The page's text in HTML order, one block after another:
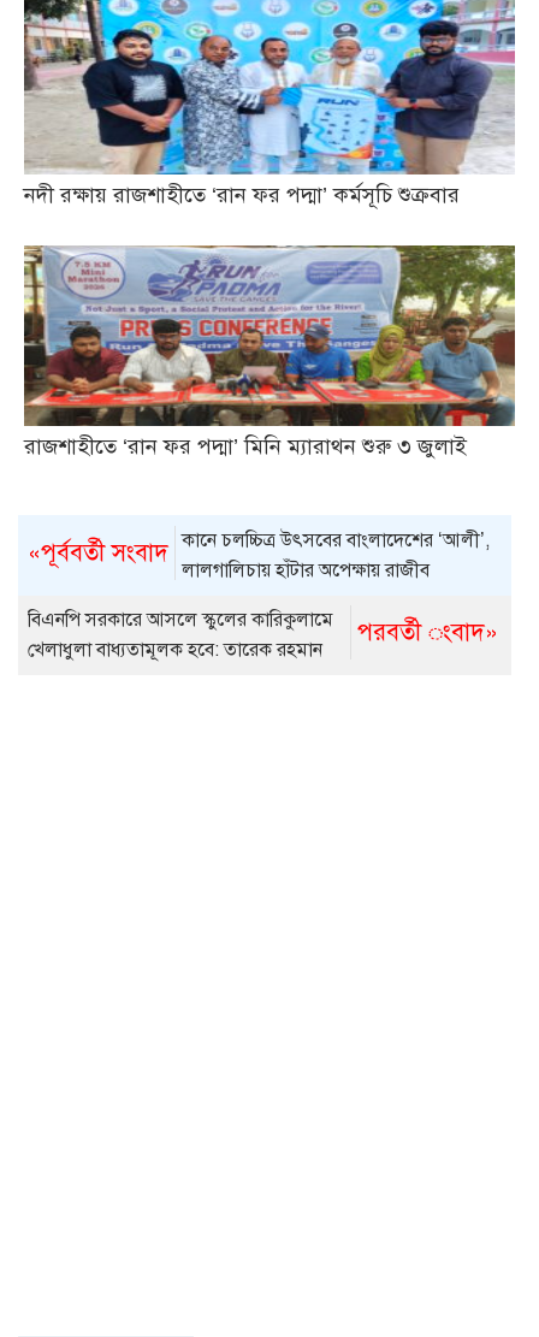
নদী রক্ষায় রাজশাহীতে ‘রান ফর পদ্মা’ কর্মসূচি শুক্রবার
রাজশাহীতে ‘রান ফর পদ্মা’ মিনি ম্যারাথন শুরু ৩ জুলাই
«পূর্ববর্তী সংবাদ কানে চলচ্চিত্র উৎসবের বাংলাদেশের ‘আলী’,
লালগালিচায় হাঁটার অপেক্ষায় রাজীব
পরবর্তী ংবাদ»
বিএনপি সরকারে আসলে স্কুলের কারিকুলামে
খেলাধুলা বাধ্যতামূলক হবে: তারেক রহমান